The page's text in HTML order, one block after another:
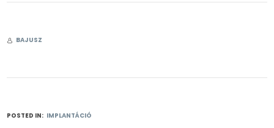
BAJUSZ
POSTED IN: IMPLANTÁCIÓ